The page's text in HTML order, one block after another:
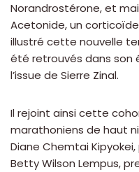
Norandrostérone, et
Acetonide, un
illustré cette nouvelle
été retrouvés dans son
l’issue de Sierre Zinal.
Il rejoint ainsi cette
marathoniens de haut
Diane Chemtai
Betty Wilson Lempus,